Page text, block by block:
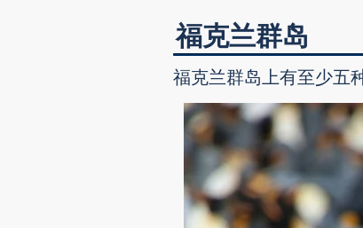
福克兰群岛
福克兰群岛上有至少五